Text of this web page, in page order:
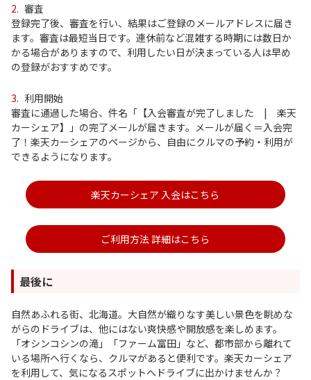
2. 審査
登録完了後、審査を行い、結果はご登録のメールアドレスに届き
ます。審査は最短当日です。連休前など混雑する時期には数日か
かる場合がありますので、利用したい日が決まっている人は早め
の登録がおすすめです。
3. 利用開始
審査に通過した場合、件名「【入会審査が完了しました | 楽天
カーシェア】」の完了メールが届きます。メールが届く＝入会完
了！楽天カーシェアのページから、自由にクルマの予約・利用が
できるようになります。
楽天カーシェア 入会はこちら
ご利用方法 詳細はこちら
最後に
自然あふれる街、北海道。大自然が織りなす美しい景色を眺めな
がらのドライブは、他にはない爽快感や開放感を楽しめます。
「オシンコシンの滝」「ファーム富田」など、都市部から離れて
いる場所へ行くなら、クルマがあると便利です。楽天カーシェア
を利用して、気になるスポットへドライブに出かけませんか？